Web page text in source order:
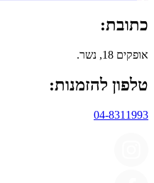
כתובת:
אופקים 18, נשר.
טלפון להזמנות:
04-8311993